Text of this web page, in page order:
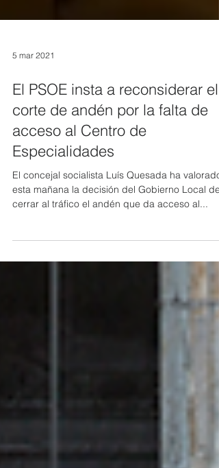
5 mar 2021
El PSOE insta a reconsiderar el
corte de andén por la falta de
acceso al Centro de
Especialidades
esta mañana la decisión del Gobierno Local de